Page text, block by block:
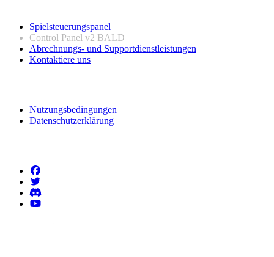
Spielsteuerungspanel
Control Panel v2 BALD
Abrechnungs- und Supportdienstleistungen
Kontaktiere uns
Nutzungsbedingungen
Datenschutzerklärung